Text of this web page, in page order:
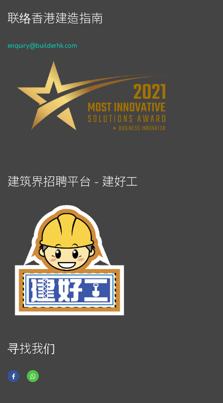
联络香港建造指南
enquiry@builderhk.com
建筑界招聘平台 - 建好工
寻找我们